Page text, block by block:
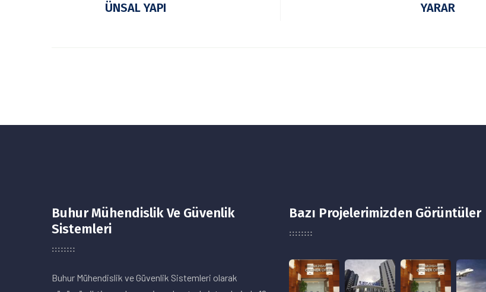
ÜNSAL YAPI
YARAR
Buhur Mühendislik Ve Güvenlik
Sistemleri
Buhur Mühendislik ve Güvenlik Sistemleri olarak
Bazı Projelerimizden Görüntüler